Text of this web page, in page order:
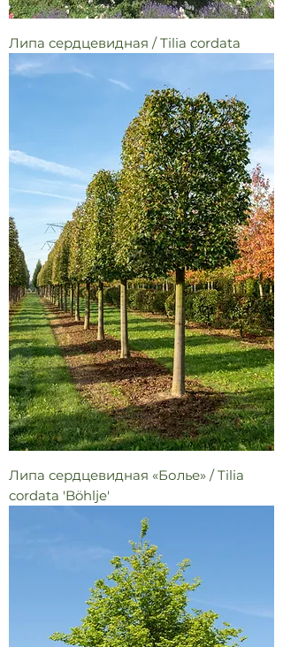
Липа сердцевидная / Tilia cordata
Липа сердцевидная «Болье» / Tilia
cordata 'Böhlje'